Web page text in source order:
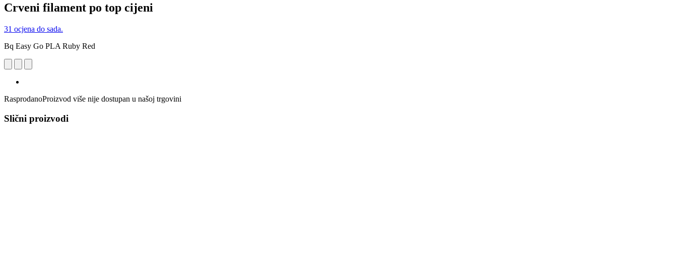
Crveni filament po top cijeni
31 ocjena do sada.
Bq Easy Go PLA Ruby Red
RasprodanoProizvod više nije dostupan u našoj trgovini
Slični proizvodi